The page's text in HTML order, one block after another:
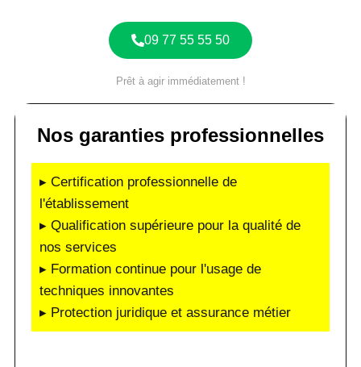
09 77 55 55 50
Prêt à agir immédiatement !
Nos garanties professionnelles
▸ Certification professionnelle de
l'établissement
▸ Qualification supérieure pour la qualité de
nos services
▸ Formation continue pour l'usage de
techniques innovantes
▸ Protection juridique et assurance métier